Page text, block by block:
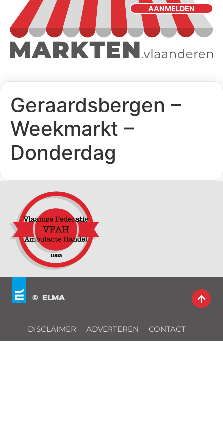
AANMELDEN
Geraardsbergen –
Weekmarkt –
Donderdag
© ELMA
DISCLAIMER ADVERTEREN CONTACT